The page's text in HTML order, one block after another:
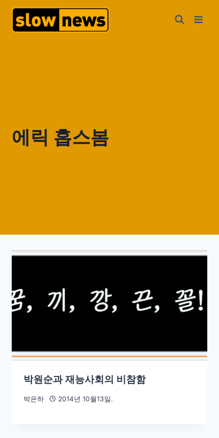
에릭 홉스봄
박원순과 재능사회의 비참함
박은하 2014년 10월13일.